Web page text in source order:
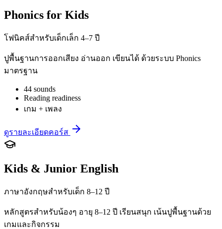
Phonics for Kids
โฟนิคส์สำหรับเด็กเล็ก 4–7 ปี
ปูพื้นฐานการออกเสียง อ่านออก เขียนได้ ด้วยระบบ Phonics
มาตรฐาน
44 sounds
Reading readiness
เกม + เพลง
ดูรายละเอียดคอร์ส
Kids & Junior English
ภาษาอังกฤษสำหรับเด็ก 8–12 ปี
หลักสูตรสำหรับน้องๆ อายุ 8–12 ปี เรียนสนุก เน้นปูพื้นฐานด้วย
เกมและกิจกรรม